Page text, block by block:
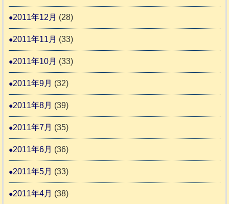
2011年12月 (28)
2011年11月 (33)
2011年10月 (33)
2011年9月 (32)
2011年8月 (39)
2011年7月 (35)
2011年6月 (36)
2011年5月 (33)
2011年4月 (38)